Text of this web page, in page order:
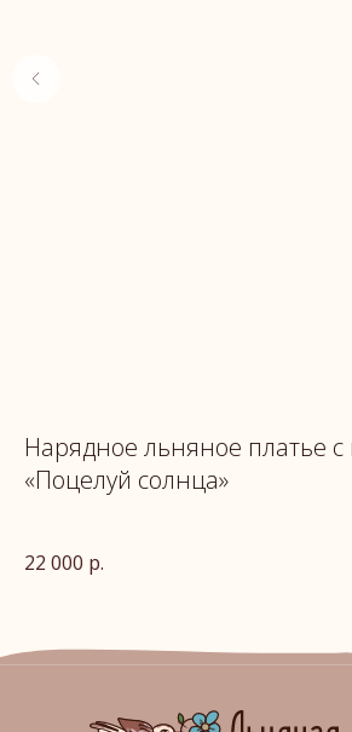
Нарядное льняное платье
«Поцелуй солнца»
22 000 р.